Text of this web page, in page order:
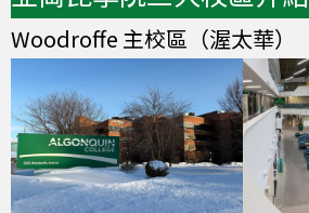
Woodroffe 主校區（渥太華）